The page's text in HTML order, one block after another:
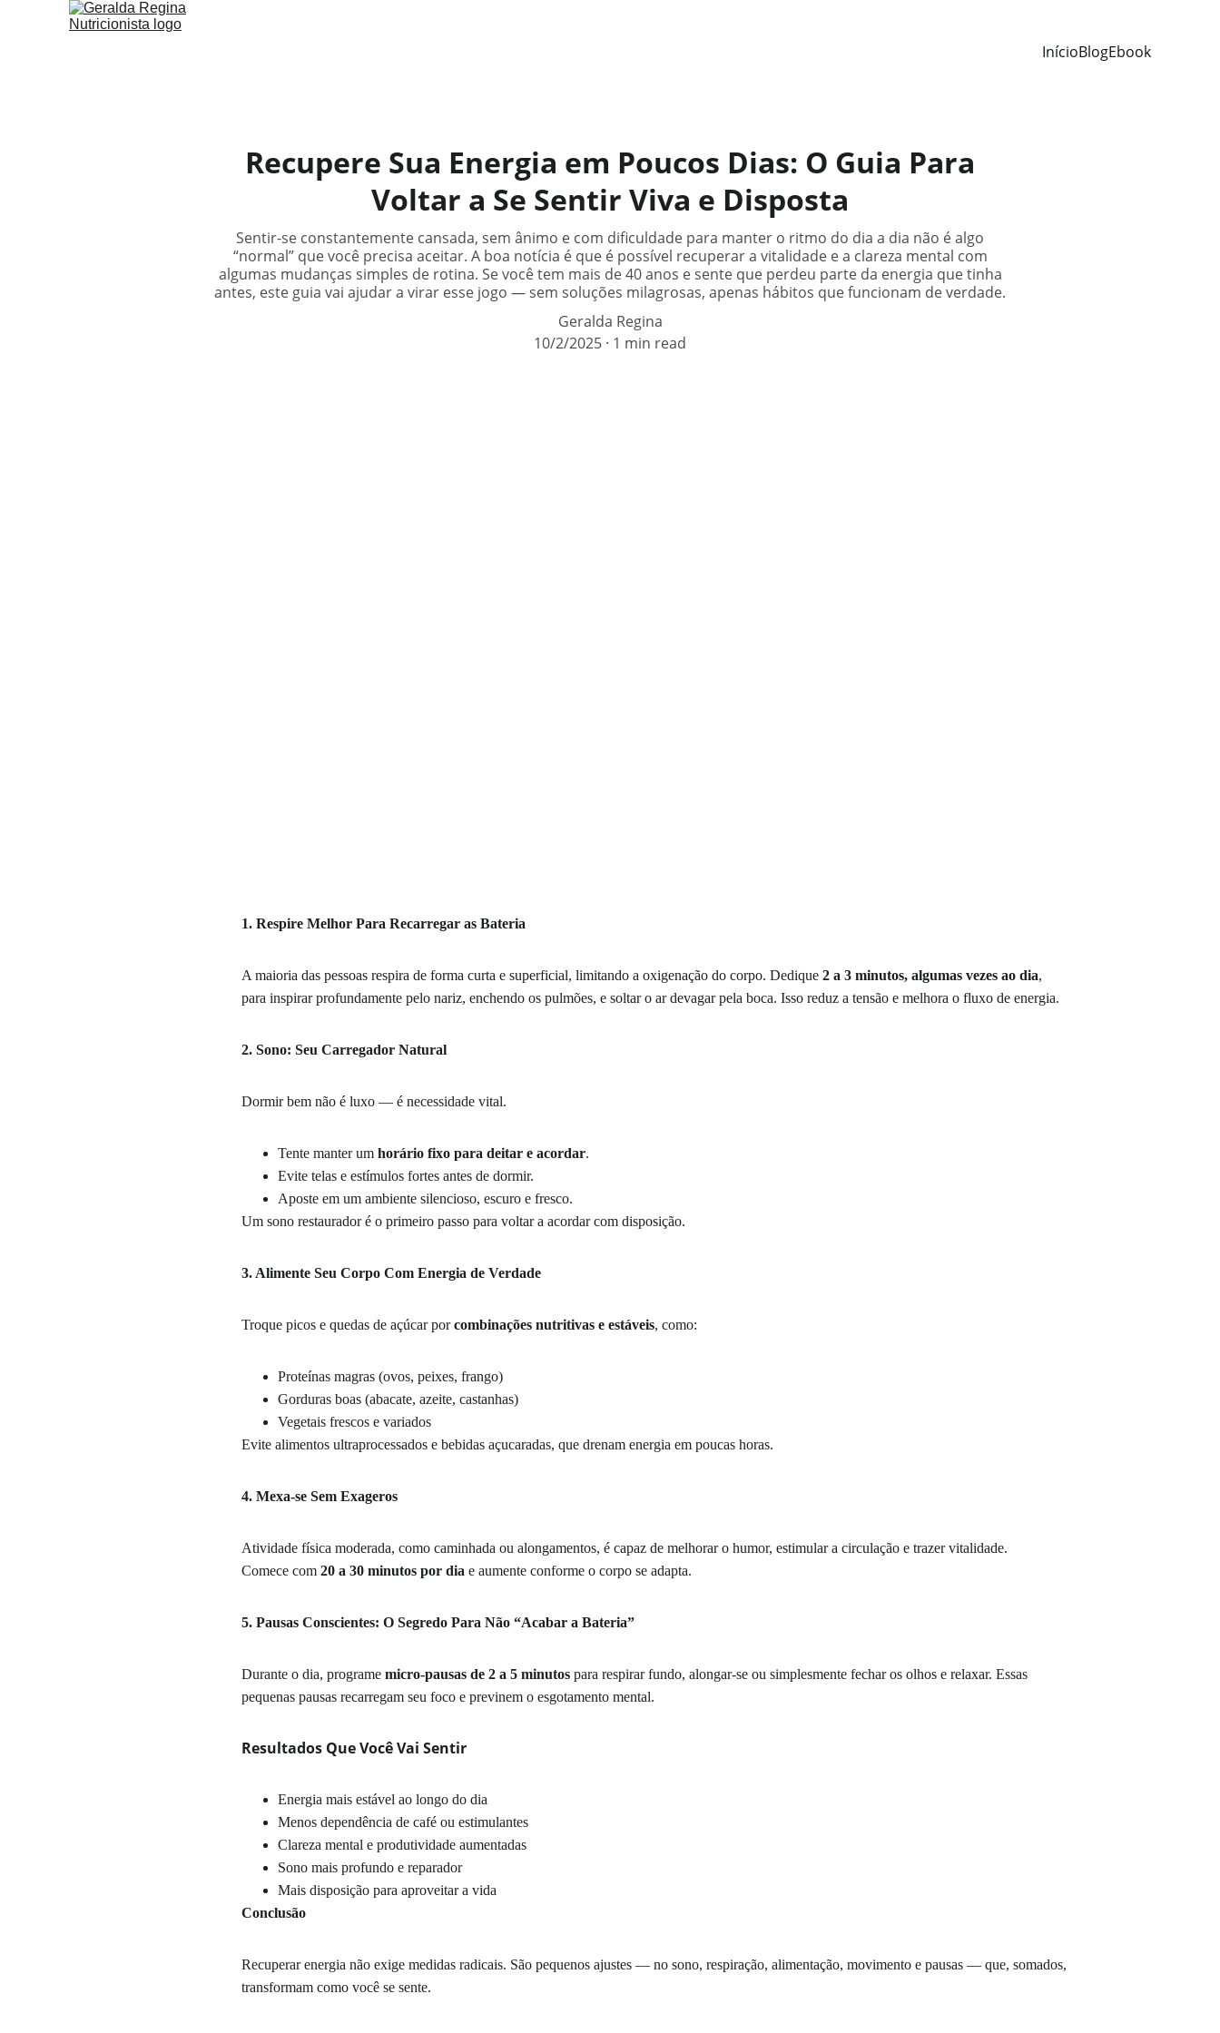
InícioBlogEbook
Recupere Sua Energia em Poucos Dias: O Guia Para
Voltar a Se Sentir Viva e Disposta
Sentir-se constantemente cansada, sem ânimo e com dificuldade para manter o ritmo do dia a dia não é algo
“normal” que você precisa aceitar. A boa notícia é que é possível recuperar a vitalidade e a clareza mental com
algumas mudanças simples de rotina. Se você tem mais de 40 anos e sente que perdeu parte da energia que tinha
antes, este guia vai ajudar a virar esse jogo — sem soluções milagrosas, apenas hábitos que funcionam de verdade.
Geralda Regina
10/2/2025 1 min read
1. Respire Melhor Para Recarregar as Bateria
A maioria das pessoas respira de forma curta e superficial, limitando a oxigenação do corpo. Dedique 2 a 3 minutos, algumas vezes ao dia,
para inspirar profundamente pelo nariz, enchendo os pulmões, e soltar o ar devagar pela boca. Isso reduz a tensão e melhora o fluxo de energia.
2. Sono: Seu Carregador Natural
Dormir bem não é luxo — é necessidade vital.
Tente manter um horário fixo para deitar e acordar.
Evite telas e estímulos fortes antes de dormir.
Aposte em um ambiente silencioso, escuro e fresco.
Um sono restaurador é o primeiro passo para voltar a acordar com disposição.
3. Alimente Seu Corpo Com Energia de Verdade
Troque picos e quedas de açúcar por combinações nutritivas e estáveis, como:
Proteínas magras (ovos, peixes, frango)
Gorduras boas (abacate, azeite, castanhas)
Vegetais frescos e variados
Evite alimentos ultraprocessados e bebidas açucaradas, que drenam energia em poucas horas.
4. Mexa-se Sem Exageros
Atividade física moderada, como caminhada ou alongamentos, é capaz de melhorar o humor, estimular a circulação e trazer vitalidade.
Comece com 20 a 30 minutos por dia e aumente conforme o corpo se adapta.
5. Pausas Conscientes: O Segredo Para Não “Acabar a Bateria”
Durante o dia, programe micro-pausas de 2 a 5 minutos para respirar fundo, alongar-se ou simplesmente fechar os olhos e relaxar. Essas
pequenas pausas recarregam seu foco e previnem o esgotamento mental.
Resultados Que Você Vai Sentir
Energia mais estável ao longo do dia
Menos dependência de café ou estimulantes
Clareza mental e produtividade aumentadas
Sono mais profundo e reparador
Mais disposição para aproveitar a vida
Conclusão
Recuperar energia não exige medidas radicais. São pequenos ajustes — no sono, respiração, alimentação, movimento e pausas — que, somados,
transformam como você se sente.